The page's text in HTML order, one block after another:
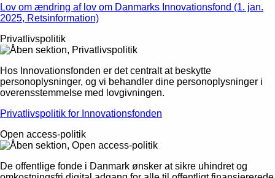
Lov om ændring af lov om Danmarks Innovationsfond (1. jan.
2025, Retsinformation)
Privatlivspolitik
Hos Innovationsfonden er det centralt at beskytte
personoplysninger, og vi behandler dine personoplysninger i
overensstemmelse med lovgivningen.
Privatlivspolitik for Innovationsfonden
Open access-politik
De offentlige fonde i Danmark ønsker at sikre uhindret og